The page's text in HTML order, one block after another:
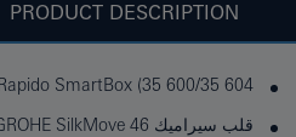
PRODUCT DESCRIPTION
SmartBox (35 600/35 604)
قلب سيراميك GROHE SilkMove 46 مم